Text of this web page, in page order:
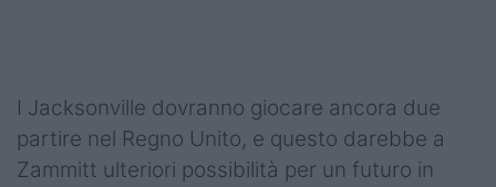
I Jacksonville dovranno giocare ancora due
partire nel Regno Unito, e questo darebbe a
Zammitt ulteriori possibilità per un futuro in